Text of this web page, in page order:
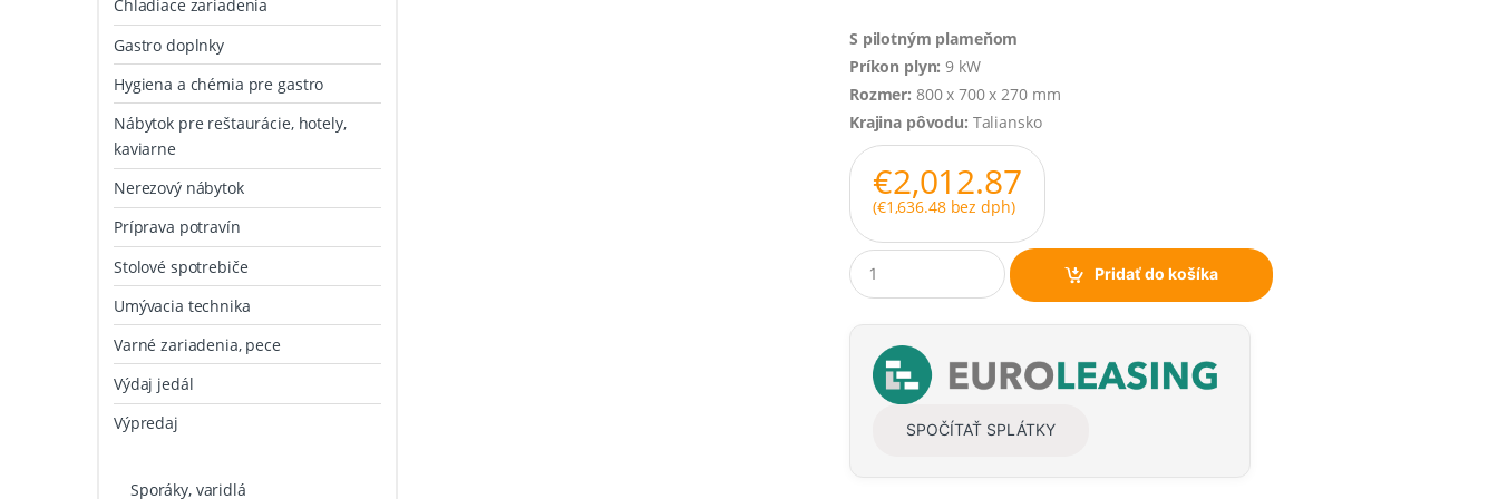
S pilotným plameňom
Príkon plyn: 9 kW
Rozmer: 800 x 700 x 270 mm
Krajina pôvodu: Taliansko
€2,012.87
(€1,636.48bez dph)
Q
u
t
Pridať do košíka
SPOČÍTAŤ SPLÁTKY
Chladiace zariadenia
Gastro doplnky
Hygiena a chémia pre gastro
Nábytok pre reštaurácie, hotely,
kaviarne
Nerezový nábytok
Príprava potravín
Stolové spotrebiče
Umývacia technika
Varné zariadenia, pece
Výdaj jedál
Výpredaj
Sporáky, varidlá